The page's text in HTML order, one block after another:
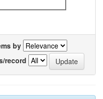
by
record